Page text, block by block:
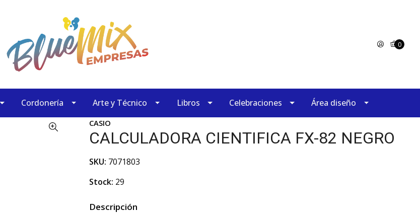
0
Cordonería Arte y Técnico Libros Celebraciones Área diseño
CASIO
CALCULADORA CIENTIFICA FX-82 NEGRO
SKU: 7071803
Stock: 29
Descripción